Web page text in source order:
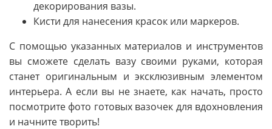
декорирования вазы.
Кисти для нанесения красок или маркеров.
С помощью указанных материалов и инструментов
вы сможете сделать вазу своими руками, которая
станет оригинальным и эксклюзивным элементом
интерьера. А если вы не знаете, как начать, просто
посмотрите фото готовых вазочек для вдохновления
и начните творить!